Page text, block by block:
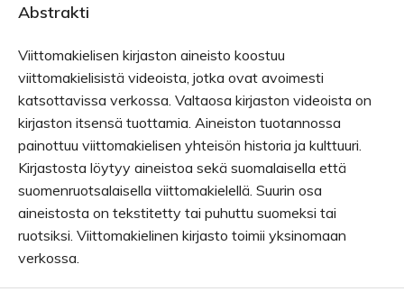
Abstrakti
Viittomakielisen kirjaston aineisto koostuu
viittomakielisistä videoista, jotka ovat avoimesti
katsottavissa verkossa. Valtaosa kirjaston videoista on
kirjaston itsensä tuottamia. Aineiston tuotannossa
painottuu viittomakielisen yhteisön historia ja kulttuuri.
Kirjastosta löytyy aineistoa sekä suomalaisella että
suomenruotsalaisella viittomakielellä. Suurin osa
aineistosta on tekstitetty tai puhuttu suomeksi tai
ruotsiksi. Viittomakielinen kirjasto toimii yksinomaan
verkossa.